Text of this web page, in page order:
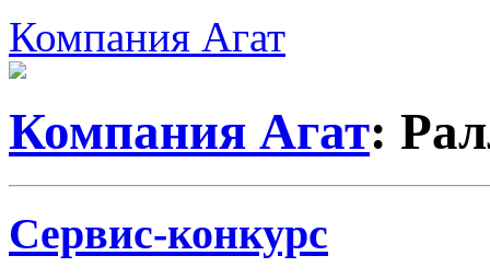
Компания Агат
Компания Агат:
Сервис-конкурс